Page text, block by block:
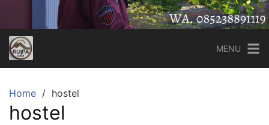
MENU
Home hostel
hostel